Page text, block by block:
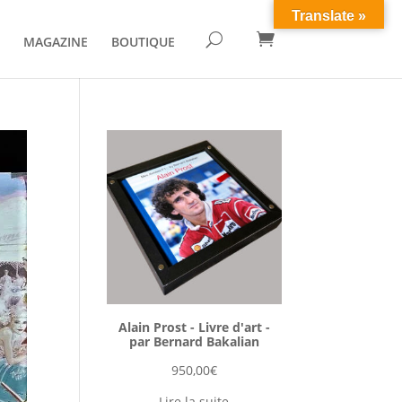
MAGAZINE BOUTIQUE U 
Alain Prost - Livre d'art -
par Bernard Bakalian
950,00€
Translate »